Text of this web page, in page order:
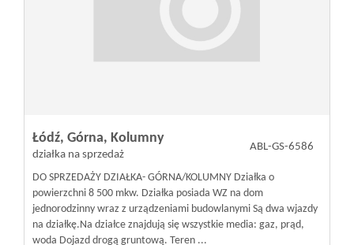
Łódź, Górna, Kolumny
działka na sprzedaż
ABL-GS-6586
DO SPRZEDAŻY DZIAŁKA- GÓRNA/KOLUMNY Działka o
powierzchni 8 500 mkw. Działka posiada WZ na dom
jednorodzinny wraz z urządzeniami budowlanymi Są dwa wjazdy
na działkę. ​Na działce znajdują się wszystkie media: gaz, prąd,
woda Dojazd drogą gruntową. Teren ...